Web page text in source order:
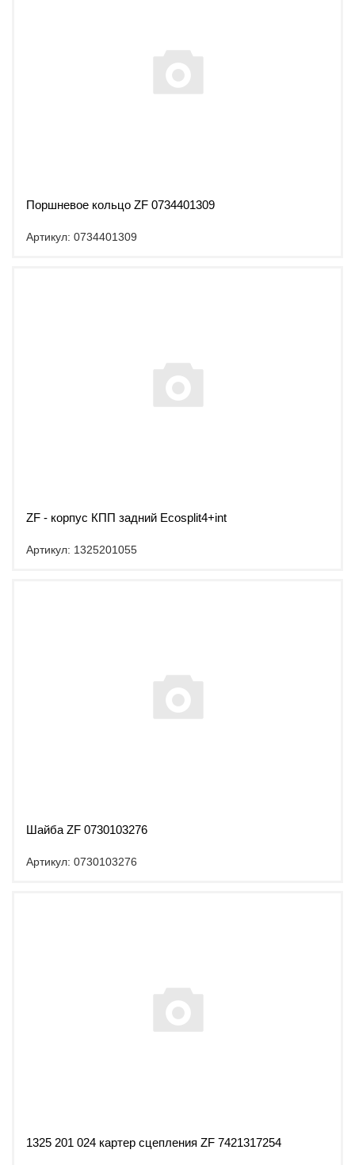
Поршневое кольцо ZF 0734401309
Артикул: 0734401309
ZF - корпус КПП задний Ecosplit4+int
Артикул: 1325201055
Шайба ZF 0730103276
Артикул: 0730103276
1325 201 024 картер сцепления ZF 7421317254